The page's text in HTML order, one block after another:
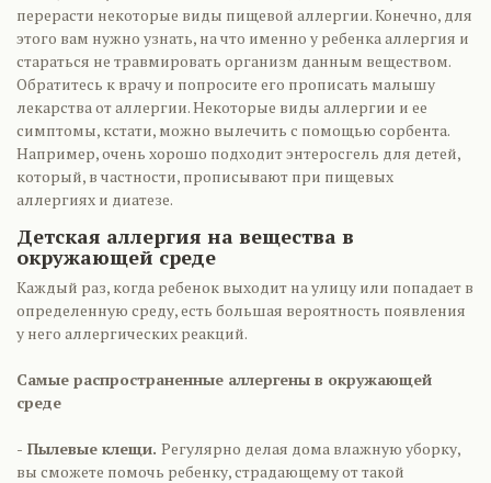
перерасти некоторые виды пищевой аллергии. Конечно, для
этого вам нужно узнать, на что именно у ребенка аллергия и
стараться не травмировать организм данным веществом.
Обратитесь к врачу и попросите его прописать малышу
лекарства от аллергии. Некоторые виды аллергии и ее
симптомы, кстати, можно вылечить с помощью сорбента.
Например, очень хорошо подходит энтеросгель для детей,
который, в частности, прописывают при пищевых
аллергиях и диатезе.
Детская аллергия на вещества в
окружающей среде
Каждый раз, когда ребенок выходит на улицу или попадает в
определенную среду, есть большая вероятность появления
у него аллергических реакций.
Самые распространенные аллергены в окружающей
среде
- Пылевые клещи. Регулярно делая дома влажную уборку,
вы сможете помочь ребенку, страдающему от такой